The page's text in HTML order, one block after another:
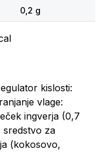
0,2 g
kislosti:
vlage:
ingverja (0,7
sredstvo za
(kokosovo,